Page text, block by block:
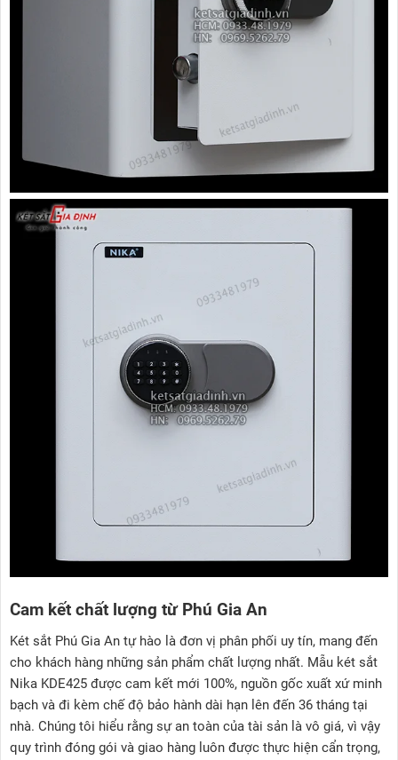
Cam kết chất lượng từ Phú Gia An
Két sắt Phú Gia An tự hào là đơn vị phân phối uy tín, mang đến
cho khách hàng những sản phẩm chất lượng nhất. Mẫu két sắt
Nika KDE425 được cam kết mới 100%, nguồn gốc xuất xứ minh
bạch và đi kèm chế độ bảo hành dài hạn lên đến 36 tháng tại
nhà. Chúng tôi hiểu rằng sự an toàn của tài sản là vô giá, vì vậy
quy trình đóng gói và giao hàng luôn được thực hiện cẩn trọng,